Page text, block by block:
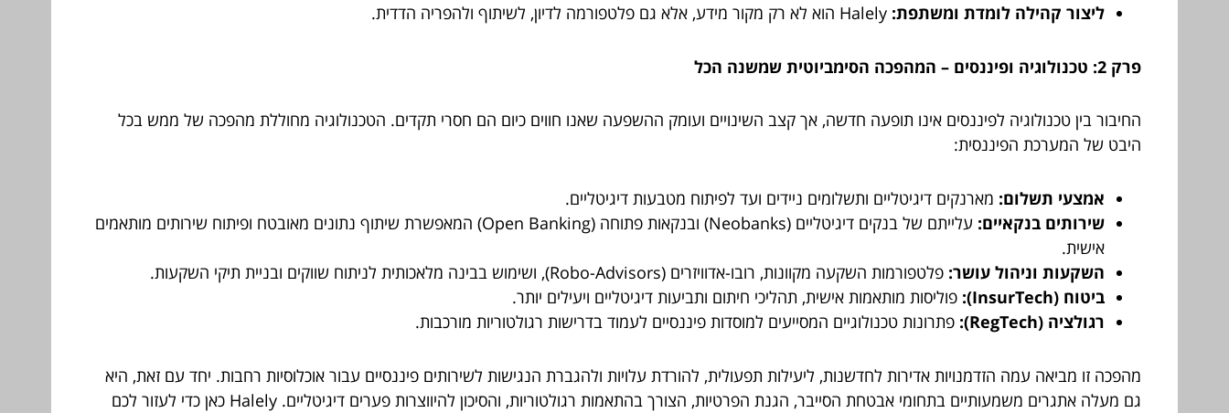
ליצור קהילה לומדת ומשתפת:
פרק 2: טכנולוגיה ופיננסים – המהפכה הסימביוטית שמשנה הכל
החיבור בין טכנולוגיה לפיננסים אינו תופעה חדשה, אך קצב השינויים ועומק ההשפעה שאנו חווים כיום הם חסרי תקדים. הטכנולוגיה מחוללת מהפכה של ממש בכל
היבט של המערכת הפיננסית:
אמצעי תשלום: מארנקים דיגיטליים ותשלומים ניידים ועד לפיתוח מטבעות דיגיטליים.
שירותים בנקאיים:
עלייתם של בנקים דיגיטליים (Neobanks) ובנקאות פתוחה (Open Banking) המאפשרת שיתוף נתונים מאובטח ופיתוח שירותים מותאמים
אישית.
השקעות וניהול עושר: פלטפורמות השקעה מקוונות, רובו-אדוויזרים (Robo-Advisors), ושימוש בבינה מלאכותית לניתוח שווקים ובניית תיקי השקעות.
ביטוח (InsurTech):
פוליסות מותאמות אישית, תהליכי חיתום ותביעות דיגיטליים ויעילים יותר.
רגולציה (RegTech):
פתרונות טכנולוגיים המסייעים למוסדות פיננסיים לעמוד בדרישות רגולטוריות מורכבות.
מהפכה זו מביאה עמה הזדמנויות אדירות לחדשנות, ליעילות תפעולית, להורדת עלויות ולהגברת הנגישות לשירותים פיננסיים עבור אוכלוסיות רחבות. יחד עם זאת, היא
גם מעלה אתגרים משמעותיים בתחומי אבטחת הסייבר, הגנת הפרטיות, הצורך בהתאמות רגולטוריות, והסיכון להיווצרות פערים דיגיטליים. Halely כאן כדי לעזור לכם